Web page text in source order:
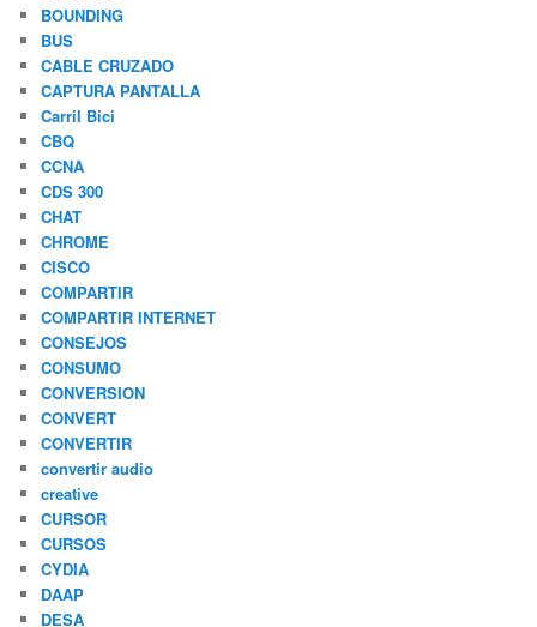
BOUNDING
BUS
CABLE CRUZADO
CAPTURA PANTALLA
Carril Bici
CBQ
CCNA
CDS 300
CHAT
CHROME
CISCO
COMPARTIR
COMPARTIR INTERNET
CONSEJOS
CONSUMO
CONVERSION
CONVERT
CONVERTIR
convertir audio
creative
CURSOR
CURSOS
CYDIA
DAAP
DESA